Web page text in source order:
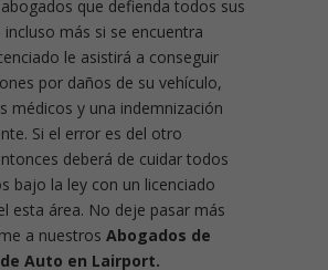
que defienda todos sus
incluso más si se encuentra
le asistirá a conseguir
por daños de su vehículo,
médicos y una indemnización
Si el error es del otro
deberá de cuidar todos
bajo la ley con un licenciado
esta área. No deje pasar más
a nuestros Abogados de
Auto en Lairport.